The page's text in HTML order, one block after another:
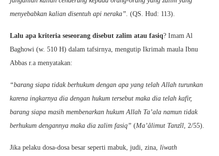
menyebabkan kalian disentuh api neraka”. (QS. Hud: 113).
Lalu apa kriteria seseorang disebut zalim atau fasiq? Imam Al
Baghowi (w. 510 H) dalam tafsirnya, mengutip Ikrimah maula Ibnu
Abbas r.a menyatakan:
“barang siapa tidak berhukum dengan apa yang telah Allah turunkan
karena ingkarnya dia dengan hukum tersebut maka dia telah kafir,
barang siapa masih membenarkan hukum Allah Ta’ala namun tidak
berhukum dengannya maka dia zalim fasiq” (Ma’âlimut Tanzîl, 2/55).
Jika pelaku dosa-dosa besar seperti mabuk, judi, zina, liwath